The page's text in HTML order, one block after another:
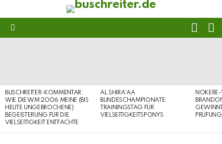
BUSCHREITER-KOMMENTAR:
WIE DIE WM 2006 MEINE (BIS
HEUTE UNGEBROCHENE)
BEGEISTERUNG FÜR DIE
VIELSEITIGKEIT ENTFACHTE
AL SHIRA’AA
BUNDESCHAMPIONATE:
TRAININGSTAG FÜR
VIELSEITIGKEITSPONYS
PRÜFUNG